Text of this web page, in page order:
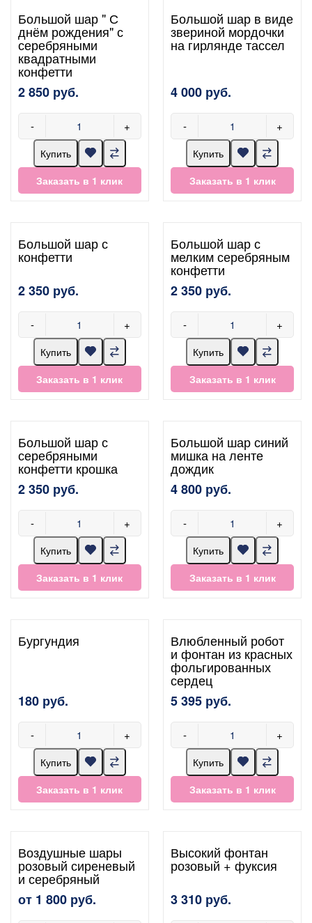
Большой шар " С
днём рождения" с
серебряными
квадратными
конфетти
2 850 руб.
- +
Купить
Заказать в 1 клик
Большой шар в виде
звериной мордочки
на гирлянде тассел
4 000 руб.
- +
Купить
Заказать в 1 клик
Большой шар с
конфетти
2 350 руб.
- +
Купить
Заказать в 1 клик
Большой шар с
мелким серебряным
конфетти
2 350 руб.
- +
Купить
Заказать в 1 клик
Большой шар с
серебряными
конфетти крошка
2 350 руб.
- +
Купить
Заказать в 1 клик
Большой шар синий
мишка на ленте
дождик
4 800 руб.
- +
Купить
Заказать в 1 клик
Бургундия
180 руб.
- +
Купить
Заказать в 1 клик
Влюбленный робот
и фонтан из красных
фольгированных
сердец
5 395 руб.
- +
Купить
Заказать в 1 клик
Воздушные шары
розовый сиреневый
и серебряный
от 1 800 руб.
Высокий фонтан
розовый + фуксия
3 310 руб.